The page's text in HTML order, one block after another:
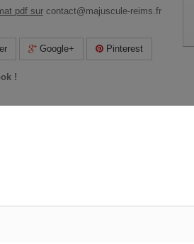
pdf sur contact@majuscule-reims.fr
Google+ Pinterest
!